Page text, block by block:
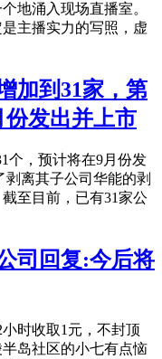
地涌入现场直播室。
主播实力的写照，虚
加到31家，第
份发出并上市
个，预计将在9月份发
离其子公司华能的剥
至目前，已有31家公
司回复:今后将
时收取1元，不封顶
岛社区的小七有点恼